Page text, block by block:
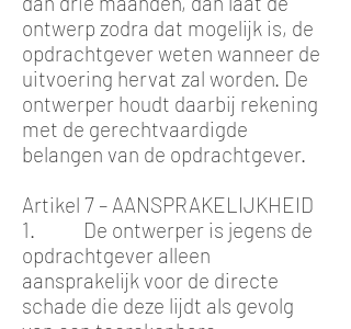
ontwerp zodra dat mogelijk is, de
opdrachtgever weten wanneer de
uitvoering hervat zal worden. De
ontwerper houdt daarbij rekening
met de gerechtvaardigde
belangen van de opdrachtgever.
Artikel 7 – AANSPRAKELIJKHEID
1. De ontwerper is jegens de
opdrachtgever alleen
aansprakelijk voor de directe
schade die deze lijdt als gevolg